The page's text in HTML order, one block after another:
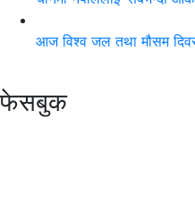
आज विश्व जल तथा मौसम
फेसबुक